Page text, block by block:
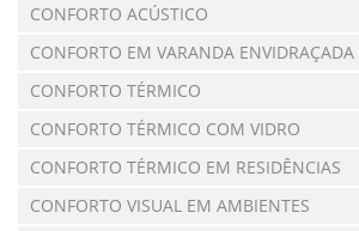
CONFORTO ACÚSTICO
CONFORTO EM VARANDA ENVIDRAÇADA
CONFORTO TÉRMICO
CONFORTO TÉRMICO COM VIDRO
CONFORTO TÉRMICO EM RESIDÊNCIAS
CONFORTO VISUAL EM AMBIENTES